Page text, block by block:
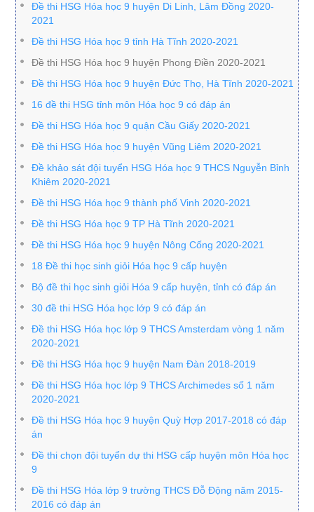
Đề thi HSG Hóa học 9 huyện Di Linh, Lâm Đồng 2020-
2021
Đề thi HSG Hóa học 9 tỉnh Hà Tĩnh 2020-2021
Đề thi HSG Hóa học 9 huyện Phong Điền 2020-2021
Đề thi HSG Hóa học 9 huyện Đức Thọ, Hà Tĩnh 2020-2021
16 đề thi HSG tỉnh môn Hóa học 9 có đáp án
Đề thi HSG Hóa học 9 quận Cầu Giấy 2020-2021
Đề thi HSG Hóa học 9 huyện Vũng Liêm 2020-2021
Đề khảo sát đội tuyển HSG Hóa học 9 THCS Nguyễn Bỉnh
Khiêm 2020-2021
Đề thi HSG Hóa học 9 thành phố Vinh 2020-2021
Đề thi HSG Hóa học 9 TP Hà Tĩnh 2020-2021
Đề thi HSG Hóa học 9 huyện Nông Cống 2020-2021
18 Đề thi học sinh giỏi Hóa học 9 cấp huyện
Bộ đề thi học sinh giỏi Hóa 9 cấp huyện, tỉnh có đáp án
30 đề thi HSG Hóa học lớp 9 có đáp án
Đề thi HSG Hóa học lớp 9 THCS Amsterdam vòng 1 năm
2020-2021
Đề thi HSG Hóa học 9 huyện Nam Đàn 2018-2019
Đề thi HSG Hóa học lớp 9 THCS Archimedes số 1 năm
2020-2021
Đề thi HSG Hóa học 9 huyện Quỳ Hợp 2017-2018 có đáp
án
Đề thi chọn đội tuyển dự thi HSG cấp huyện môn Hóa học
9
Đề thi HSG Hóa lớp 9 trường THCS Đỗ Động năm 2015-
2016 có đáp án